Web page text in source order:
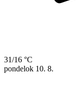
31/16 °C
pondelok 10. 8.